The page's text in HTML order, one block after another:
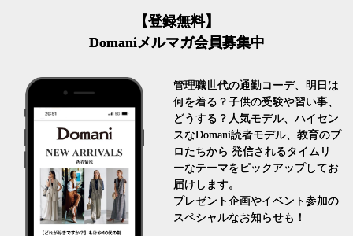
【登録無料】
Domaniメルマガ会員募集中
管理職世代の通勤コーデ、明日は
何を着る？子供の受験や習い事、
どうする？人気モデル、ハイセン
スなDomani読者モデル、教育のプ
ロたちから 発信されるタイムリ
ーなテーマをピックアップしてお
届けします。
プレゼント企画やイベント参加の
スペシャルなお知らせも！